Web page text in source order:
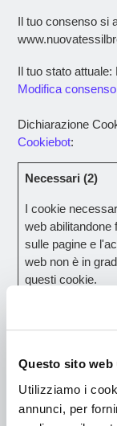
Questo sito
Utilizziamo i
annunci, per
Il tuo consenso si
Il tuo stato attuale:
Modifica consenso
Dichiarazione
Cookiebot:
Necessari (2)
I cookie
web abilitandone
sulle pagine e
web non è in
questi cookie.
CookieCon
sent